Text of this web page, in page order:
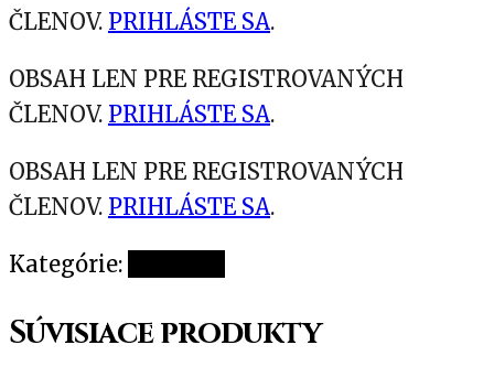
ČLENOV. PRIHLÁSTE SA.
OBSAH LEN PRE REGISTROVANÝCH
ČLENOV. PRIHLÁSTE SA.
OBSAH LEN PRE REGISTROVANÝCH
ČLENOV. PRIHLÁSTE SA.
Kategórie:
Súvisiace produkty